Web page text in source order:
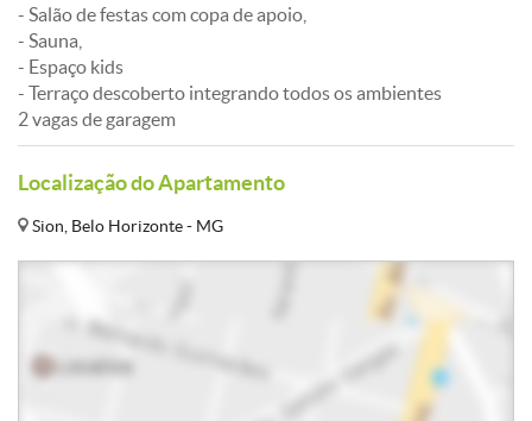
- Salão de festas com copa de apoio,
- Sauna,
- Espaço kids
- Terraço descoberto integrando todos os ambientes
2 vagas de garagem
Localização do Apartamento
Sion, Belo Horizonte - MG